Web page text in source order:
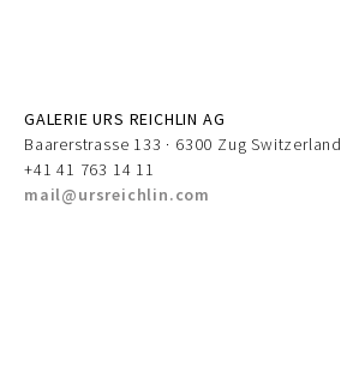
GALERIE URS REICHLIN AG
Baarerstrasse 133 · 6300 Zug Switzerland
+41 41 763 14 11
mail@ursreichlin.com